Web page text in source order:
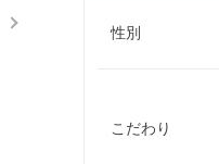
性別
こだわり